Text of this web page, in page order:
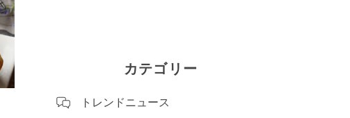
カテゴリー
トレンドニュース